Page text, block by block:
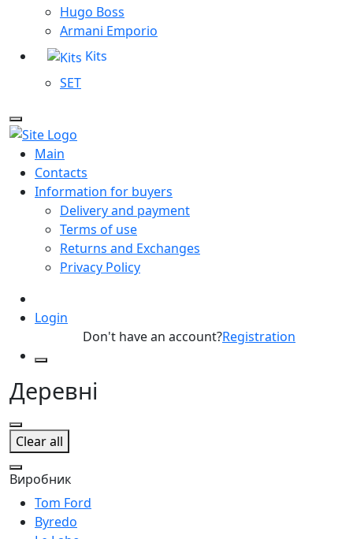
Hugo Boss
Armani Emporio
Kits
SET
Main
Contacts
Information for buyers
Delivery and payment
Terms of use
Returns and Exchanges
Privacy Policy
Login
Don't have an account?Registration
Деревні
Clear all
Виробник
Tom Ford
Byredo